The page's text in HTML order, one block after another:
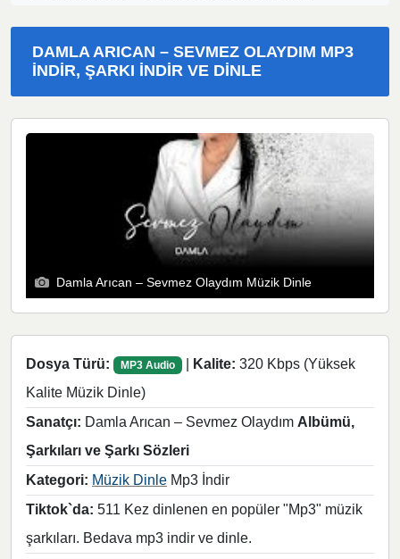
DAMLA ARICAN – SEVMEZ OLAYDIM MP3
İNDIR, ŞARKI İNDIR VE DINLE
Damla Arıcan – Sevmez Olaydım Müzik Dinle
Dosya Türü: MP3 Audio | Kalite: 320 Kbps (Yüksek
Kalite Müzik Dinle)
Sanatçı: Damla Arıcan – Sevmez Olaydım Albümü,
Şarkıları ve Şarkı Sözleri
Kategori: Müzik Dinle Mp3 İndir
Tiktok`da: 511 Kez dinlenen en popüler "Mp3" müzik
şarkıları. Bedava mp3 indir ve dinle.